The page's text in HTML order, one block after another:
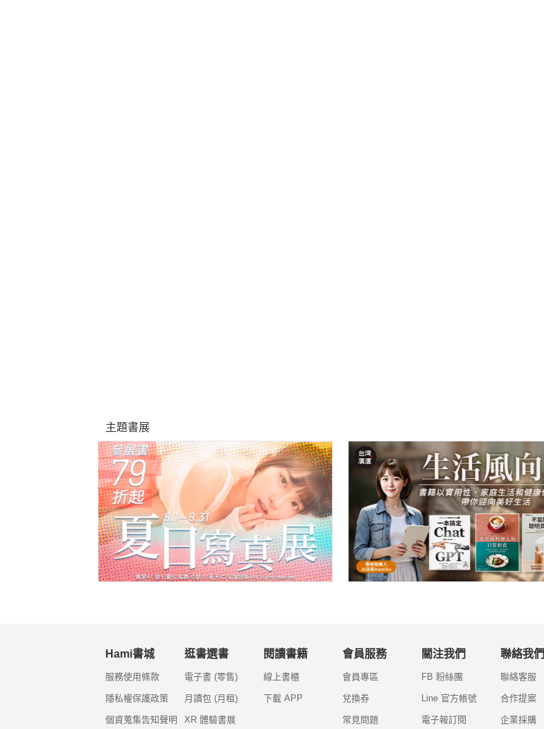
主題書展
Hami書城
服務使用條款
隱私權保護政策
個資蒐集告知聲明
逛書選書
電子書 (零售)
月讀包 (月租)
XR 體驗書展
閱讀書籍
線上書櫃
下載 APP
會員服務
會員專區
兌換券
常見問題
關注我們
FB 粉絲團
Line 官方帳號
電子報訂閱
聯絡我們
聯絡客服
合作提案
企業採購